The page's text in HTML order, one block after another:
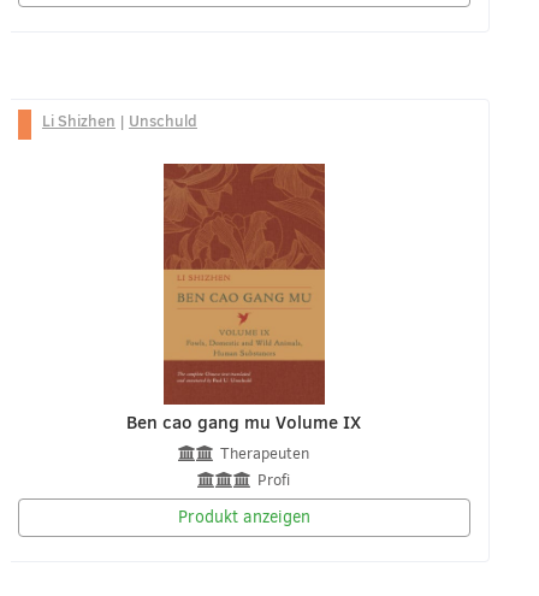
Li Shizhen | Unschuld
Ben cao gang mu Volume IX
Therapeuten
Profi
Produkt anzeigen